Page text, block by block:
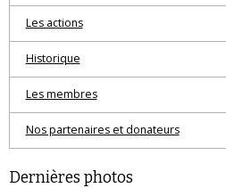
Les actions
Historique
Les membres
Nos partenaires et donateurs
Dernières photos